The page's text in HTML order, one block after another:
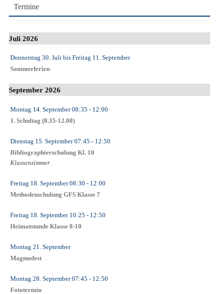
Termine
Juli 2026
Donnerstag 30. Juli bis Freitag 11. September
Sommerferien
September 2026
Montag 14. September08:35 - 12:00
1. Schultag (8.35-12.00)
Dienstag 15. September07:45 - 12:50
Bibliographierschulung Kl. 10
Klassenzimmer
Freitag 18. September08:30 - 12:00
Methodenschulung GFS Klasse 7
Freitag 18. September10:25 - 12:50
Heimatstunde Klasse 8-10
Montag 21. September
Magnusfest
Montag 28. September07:45 - 12:50
Fototermin